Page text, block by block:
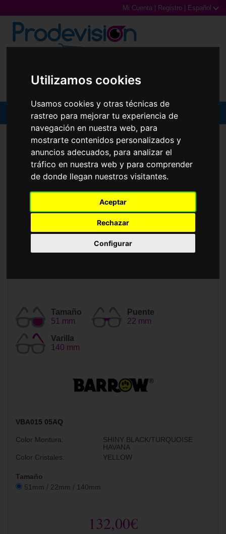
Utilizamos cookies
Usamos cookies y otras técnicas de
rastreo para mejorar tu experiencia de
navegación en nuestra web, para
mostrarte contenidos personalizados y
anuncios adecuados, para analizar el
tráfico en nuestra web y para comprender
de donde llegan nuestros visitantes.
Aceptar
Rechazar
Configurar
Mi Cuenta Registro Español
Gafas de Sol
Gafas Graduadas
Gafas Deportivas
Lentillas
Accesorios
GAFAS GRADUADAS BARROW
Tamaño
51 mm
Puente
22 mm
Varilla
140 mm
VBA015 05AQ
Color Montura:
SHINY BLACK/TURQUOISE
HAVANA
Color Cristales:
YELLOW
Tamaño
51mm / 22mm / 140mm
132,00€